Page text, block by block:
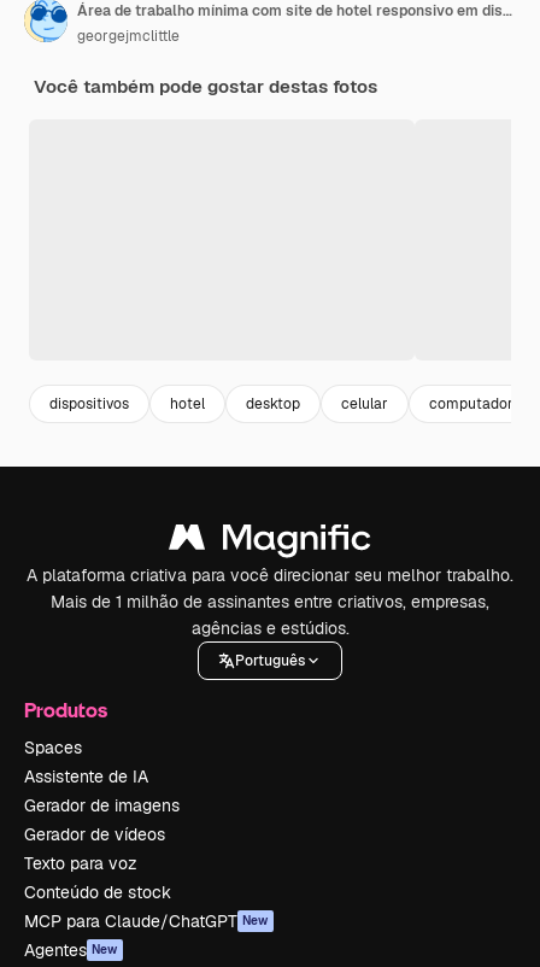
Área de trabalho mínima com site de hotel responsivo em dispositivos de renderização em 3D
georgejmclittle
Você também pode gostar destas fotos
dispositivos hotel desktop celular computador
A plataforma criativa para você direcionar seu melhor trabalho.
Mais de 1 milhão de assinantes entre criativos, empresas,
agências e estúdios.
Português
Produtos
Spaces
Assistente de IA
Gerador de imagens
Gerador de vídeos
Texto para voz
Conteúdo de stock
MCP para Claude/ChatGPT New
Agentes New